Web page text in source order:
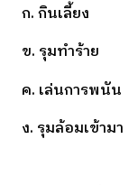
ก. กินเลี้ยง
ข. รุมทำร้าย
ค. เล่นการพนัน
ง. รุมล้อมเข้ามา